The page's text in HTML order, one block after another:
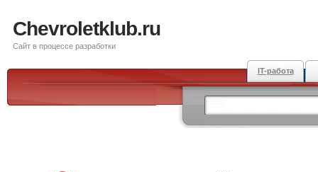
Chevroletklub.ru
Сайт в процессе разработки
IT-работа